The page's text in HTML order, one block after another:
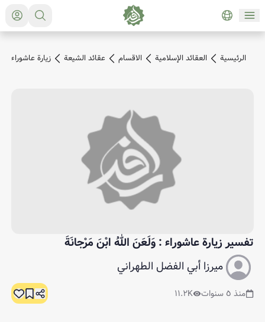
الرئیسیة العقائد الإسلامية الاقسام عقائد الشيعة زيارة عاشوراء
تفسير زيارة عاشوراء : وَلَعَنَ اللهُ ابْنَ مَرْجانَةَ
ميرزا أبي الفضل الطهراني
منذ ٥ سنوات ١١.٢K